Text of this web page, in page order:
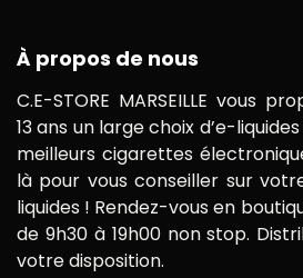
À propos de nous
C.E-STORE MARSEILLE vous
13 ans un large choix d’e-
meilleurs cigarettes
là pour vous conseiller sur
liquides ! Rendez-vous en
de 9h30 à 19h00 non stop.
votre disposition.